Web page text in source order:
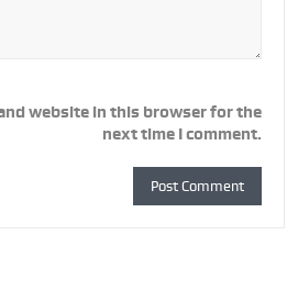
website in this browser for the
next time I comment.